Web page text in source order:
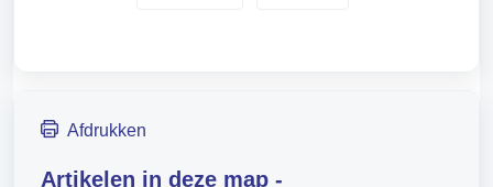
Afdrukken
Artikelen in deze map -